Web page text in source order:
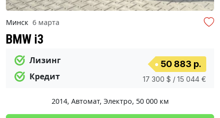
Минск 6 марта
BMW i3
Лизинг
Кредит
50 883 р.
17 300 $ / 15 044 €
2014, Автомат, Электро, 50 000 км